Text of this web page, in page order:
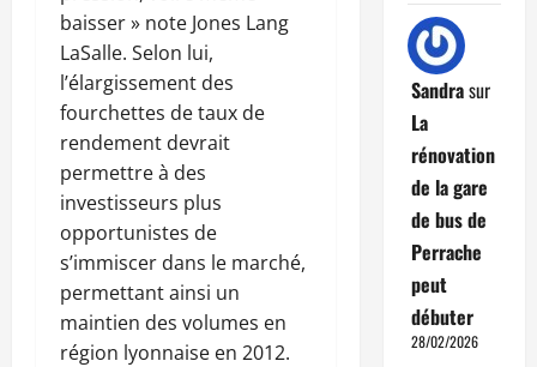
baisser » note Jones Lang
LaSalle. Selon lui,
l’élargissement des
fourchettes de taux de
rendement devrait
permettre à des
investisseurs plus
opportunistes de
s’immiscer dans le marché,
permettant ainsi un
maintien des volumes en
région lyonnaise en 2012.
Sandrasur
La
rénovation
de la gare
de bus de
Perrache
peut
débuter
28/02/2026